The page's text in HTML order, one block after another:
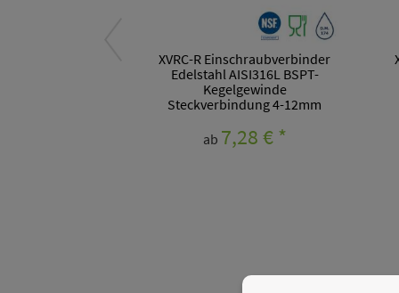
XVRC-R Einschraubverbinder
Edelstahl AISI316L BSPT-
Kegelgewinde
Steckverbindung 4-12mm
ab 7,28 €*